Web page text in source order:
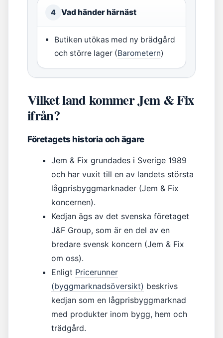
4 Vad händer härnäst
Butiken utökas med ny brädgård
och större lager (Barometern)
Vilket land kommer Jem & Fix
ifrån?
Företagets historia och ägare
Jem & Fix grundades i Sverige 1989
och har vuxit till en av landets största
lågprisbyggmarknader (Jem & Fix
koncernen).
Kedjan ägs av det svenska företaget
J&F Group, som är en del av en
bredare svensk koncern (Jem & Fix
om oss).
Enligt Pricerunner
(byggmarknadsöversikt) beskrivs
kedjan som en lågprisbyggmarknad
med produkter inom bygg, hem och
trädgård.